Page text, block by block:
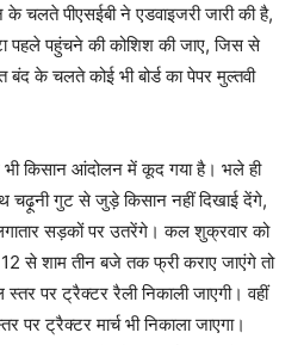
चलते पीएसईबी ने एडवाइजरी जारी की है,
पहले पहुंचने की कोशिश की जाए, जिस से
के चलते कोई भी बोर्ड का पेपर मुल्तवी
भी किसान आंदोलन में कूद गया है। भले ही
चढ़ूनी गुट से जुड़े किसान नहीं दिखाई देंगे,
सड़कों पर उतरेंगे। कल शुक्रवार को
से शाम तीन बजे तक फ्री कराए जाएंगे तो
पर ट्रैक्टर रैली निकाली जाएगी। वहीं
पर ट्रैक्टर मार्च भी निकाला जाएगा।